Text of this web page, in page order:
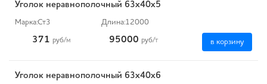
Уголок неравнополочный 63х40х5
Марка:Ст3 Длина:12000
371 руб/м 95000 руб/т в корзину
Уголок неравнополочный 63х40х6